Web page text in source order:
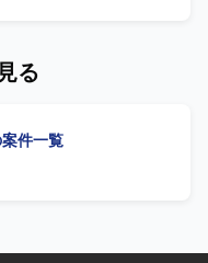
成も実施いただきま
りながら、品質とユ
方を歓迎いたしま
しつつ、金融ドメイン
る
件一覧